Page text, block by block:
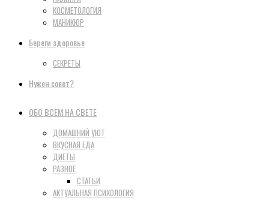
КОСМЕТОЛОГИЯ
МАНИКЮР
Береги здоровье
СЕКРЕТЫ
Нужен совет?
ОБО ВСЕМ НА СВЕТЕ
ДОМАШНИЙ УЮТ
ВКУСНАЯ ЕДА
ДИЕТЫ
РАЗНОЕ
СТАТЬИ
АКТУАЛЬНАЯ ПСИХОЛОГИЯ